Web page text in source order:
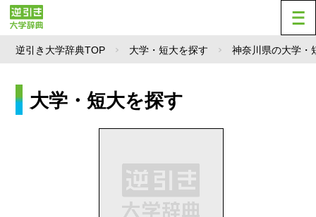
逆引き大学辞典TOP 大学・短大を探す 神奈川県の大学・
大学・短大を探す